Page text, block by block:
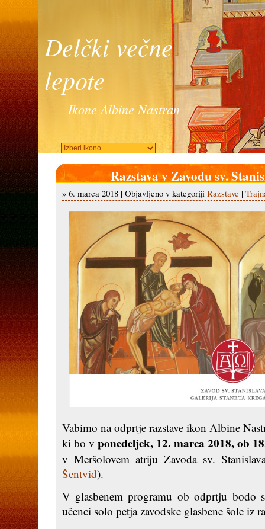
Delčki večne
lepote
Ikone Albine Nastran
Razstava v Zavodu sv.
» 6. marca 2018 | Objavljeno v kategoriji Razstave |
Vabimo na odprtje razstave ikon Albine
ki bo v ponedeljek, 12. marca 2018, ob
v Meršolovem atriju Zavoda sv.
Šentvid).
V glasbenem programu ob odprtju bodo
učenci solo petja zavodske glasbene šole iz